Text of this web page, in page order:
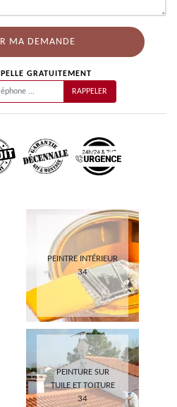
GRATUITEMENT
PEINTRE INTÉRIEUR
34
PEINTURE SUR
TUILE ET TOITURE
34